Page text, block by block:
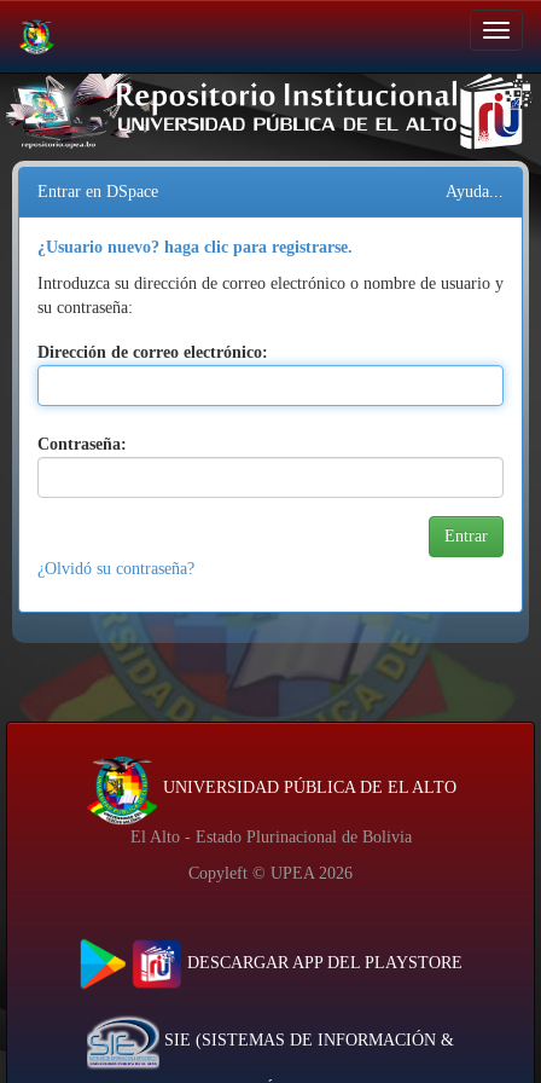
Salir
de
la
navegación
Entrar en DSpace Ayuda...
¿Usuario nuevo? haga clic para registrarse.
Introduzca su dirección de correo electrónico o nombre de usuario y
su contraseña:
Dirección de correo electrónico:
Contraseña:
¿Olvidó su contraseña?
UNIVERSIDAD PÚBLICA DE EL ALTO
El Alto - Estado Plurinacional de Bolivia
Copyleft © UPEA 2026
DESCARGAR APP DEL PLAYSTORE
SIE (SISTEMAS DE INFORMACIÓN &